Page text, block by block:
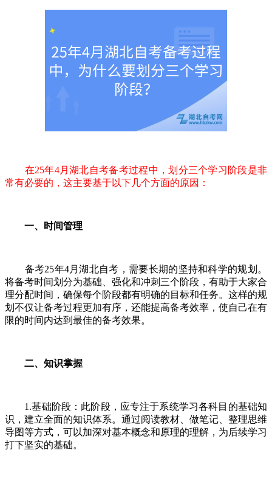
在25年4月湖北自考备考过程中，划分三个学习阶段是非
常有必要的，这主要基于以下几个方面的原因：
一、时间管理
备考25年4月湖北自考，需要长期的坚持和科学的规划。
将备考时间划分为基础、强化和冲刺三个阶段，有助于大家合
理分配时间，确保每个阶段都有明确的目标和任务。这样的规
划不仅让备考过程更加有序，还能提高备考效率，使自己在有
限的时间内达到最佳的备考效果。
二、知识掌握
1.基础阶段：此阶段，应专注于系统学习各科目的基础知
识，建立全面的知识体系。通过阅读教材、做笔记、整理思维
导图等方式，可以加深对基本概念和原理的理解，为后续学习
打下坚实的基础。